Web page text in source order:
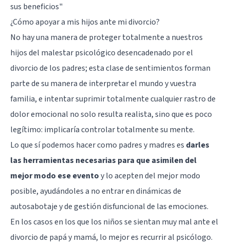
sus beneficios"
¿Cómo apoyar a mis hijos ante mi divorcio?
No hay una manera de proteger totalmente a nuestros
hijos del malestar psicológico desencadenado por el
divorcio de los padres; esta clase de sentimientos forman
parte de su manera de interpretar el mundo y vuestra
familia, e intentar suprimir totalmente cualquier rastro de
dolor emocional no solo resulta realista, sino que es poco
legítimo: implicaría controlar totalmente su mente.
Lo que sí podemos hacer como padres y madres es darles
las herramientas necesarias para que asimilen del
mejor modo ese eventoy lo acepten del mejor modo
posible, ayudándoles a no entrar en dinámicas de
autosabotaje y de gestión disfuncional de las emociones.
En los casos en los que los niños se sientan muy mal ante el
divorcio de papá y mamá, lo mejor es recurrir al psicólogo.